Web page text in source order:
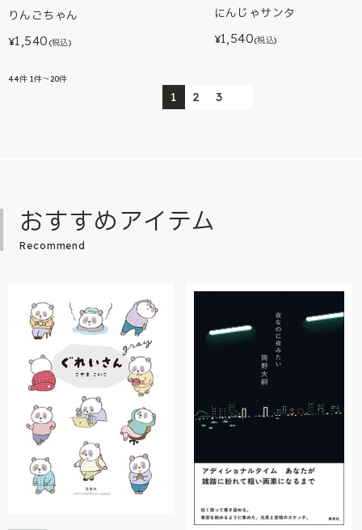
りんごちゃん
¥1,540 (税込)
にんじゃサンタ
¥1,540(税込)
44件 1件～20件
1 2 3
おすすめアイテム
Recommend